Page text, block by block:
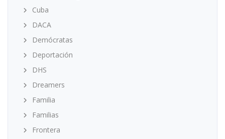
Cuba
DACA
Demócratas
Deportación
DHS
Dreamers
Familia
Familias
Frontera